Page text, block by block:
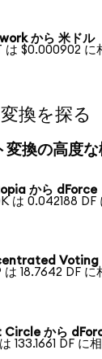
から 米ドル
は $0.000902 に
換を探る
変換の高度な
から dForce
は 0.042188 DF
Voting
は 18.7642 DF に
Circle から
133.1661 DF に